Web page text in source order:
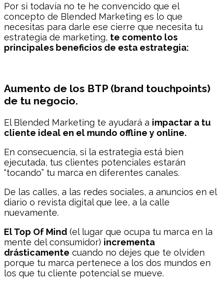
Por si todavía no te he convencido que el
concepto de Blended Marketing es lo que
necesitas para darle ese cierre que necesita tu
estrategia de marketing, te comento los
principales beneficios de esta estrategia:
Aumento de los BTP (brand touchpoints)
de tu negocio.
El Blended Marketing te ayudará a impactar a tu
cliente ideal en el mundo offline y online.
En consecuencia, si la estrategia está bien
ejecutada, tus clientes potenciales estarán
“tocando” tu marca en diferentes canales.
De las calles, a las redes sociales, a anuncios en el
diario o revista digital que lee, a la calle
nuevamente.
El Top Of Mind (el lugar que ocupa tu marca en la
mente del consumidor) incrementa
drásticamente cuando no dejes que te olviden
porque tu marca pertenece a los dos mundos en
los que tu cliente potencial se mueve.